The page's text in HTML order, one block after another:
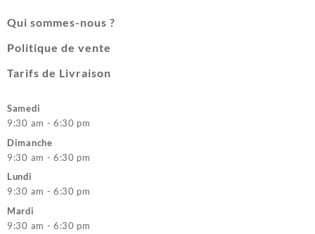
Qui sommes-nous ?
Politique de vente
Tarifs de Livraison
Samedi
9:30 am - 6:30 pm
Dimanche
9:30 am - 6:30 pm
Lundi
9:30 am - 6:30 pm
Mardi
9:30 am - 6:30 pm